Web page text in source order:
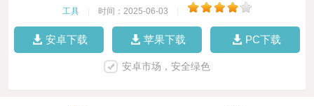
工具 时间：2025-06-03
安卓下载 苹果下载 PC下载
安卓市场，安全绿色